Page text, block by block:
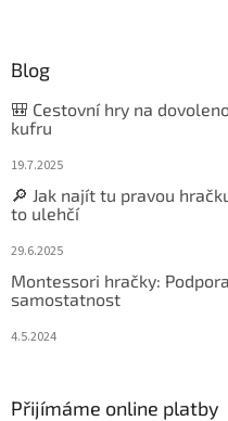
Blog
🎒 Cestovní hry na
kufru
19.7.2025
🔎 Jak najít tu pravou
to ulehčí
29.6.2025
Montessori hračky:
samostatnost
4.5.2024
Přijímáme online platby